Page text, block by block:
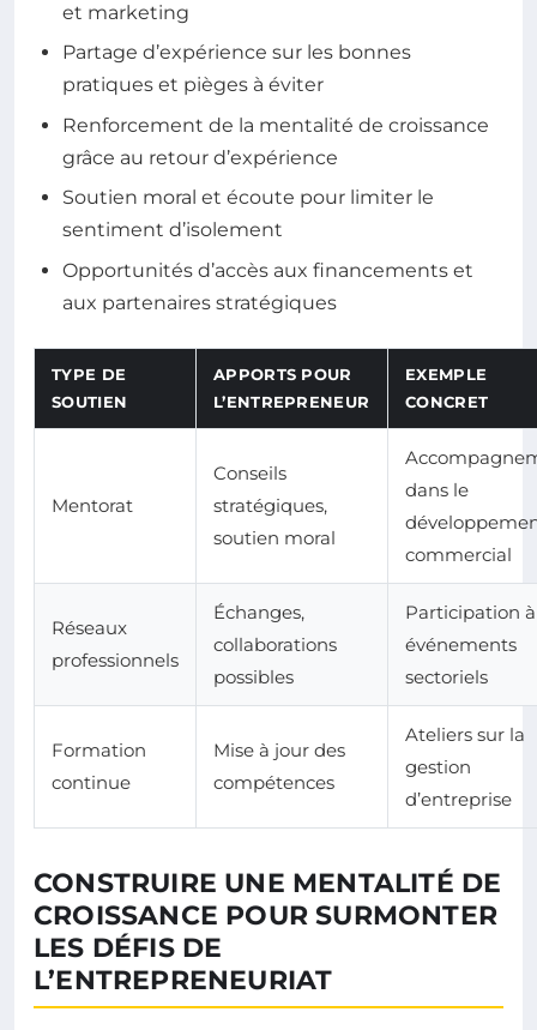
et marketing
Partage d’expérience sur les bonnes
pratiques et pièges à éviter
Renforcement de la mentalité de croissance
grâce au retour d’expérience
Soutien moral et écoute pour limiter le
sentiment d’isolement
Opportunités d’accès aux financements et
aux partenaires stratégiques
TYPE DE
SOUTIEN
APPORTS POUR
L’ENTREPRENEUR
EXEMPLE
CONCRET
Mentorat
Conseils
stratégiques,
soutien moral
dans le
commercial
Réseaux
professionnels
Échanges,
collaborations
possibles
Participation
événements
sectoriels
Formation
continue
Mise à jour des
compétences
Ateliers sur la
gestion
d’entreprise
CONSTRUIRE UNE MENTALITÉ DE
CROISSANCE POUR SURMONTER
LES DÉFIS DE
L’ENTREPRENEURIAT